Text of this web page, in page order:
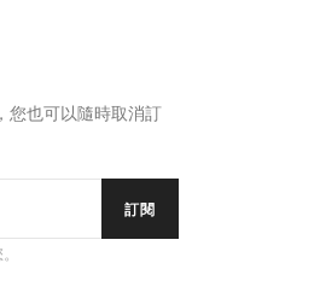
您也可以隨時取消訂
訂閱